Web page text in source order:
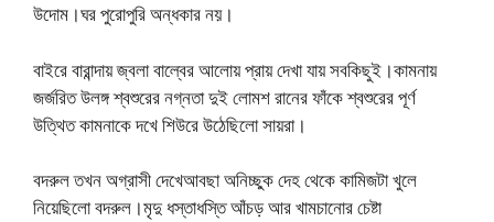
উদোম।ঘর পুরোপুরি অন্ধকার নয়।
বাইরে বারান্দায় জ্বলা বাল্বের আলোয় প্রায় দেখা যায় সবকিছুই।কামনায়
জর্জরিত উলঙ্গ শ্বশুরের নগ্নতা দুই লোমশ রানের ফাঁকে শ্বশুরের পূর্ণ
উত্থিত কামনাকে দখে শিউরে উঠেছিলো সায়রা।
বদরুল তখন অগ্রাসী দেখেআবছা অনিচ্ছুক দেহ থেকে কামিজটা খুলে
নিয়েছিলো বদরুল।মৃদু ধস্তাধস্তি আঁচড় আর খামচানোর চেষ্টা